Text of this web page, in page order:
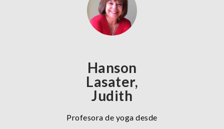
Hanson
Lasater,
Judith
Profesora de yoga desde